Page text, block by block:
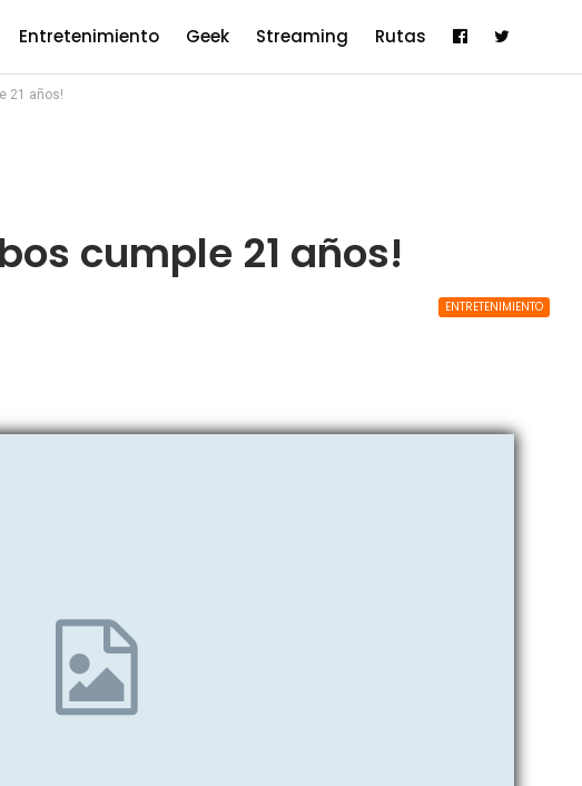
Entretenimiento Geek Streaming Rutas
21 años!
cumple 21 años!
ENTRETENIMIENTO